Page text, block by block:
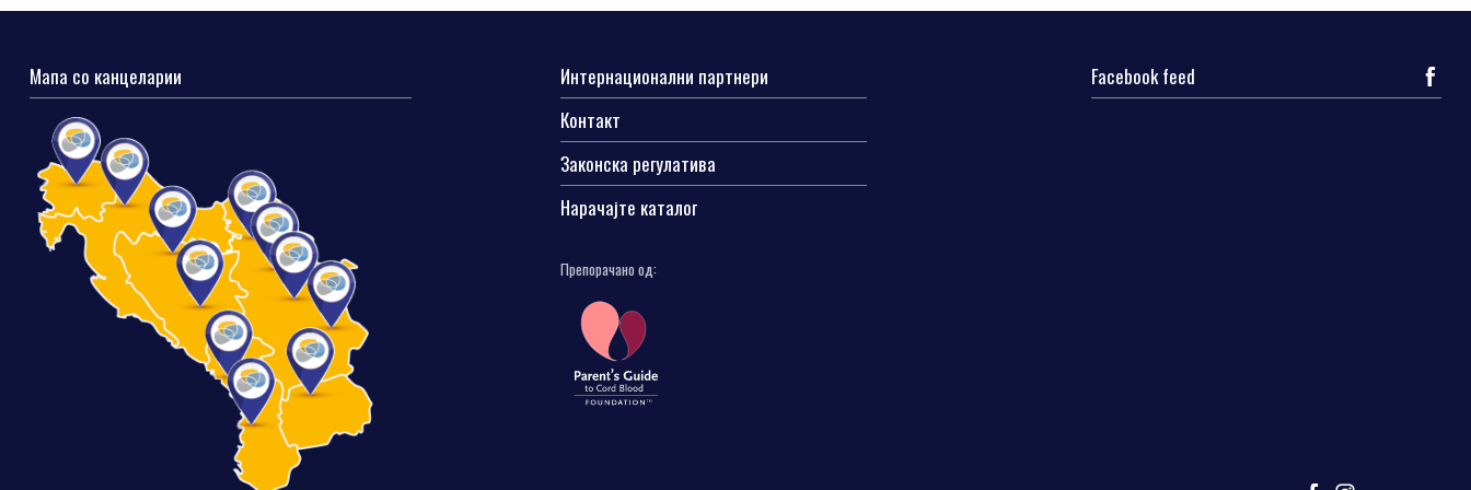
Мапа со канцеларии
Интернационални партнери
Контакт
Законска регулатива
Нарачајте каталог
Препорачано од:
Facebook feed